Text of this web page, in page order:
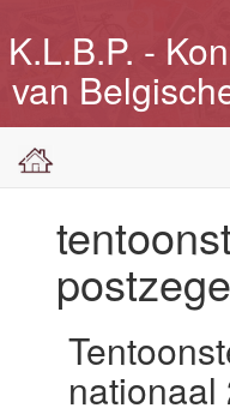
K.L.B.P. -
van
nationaal